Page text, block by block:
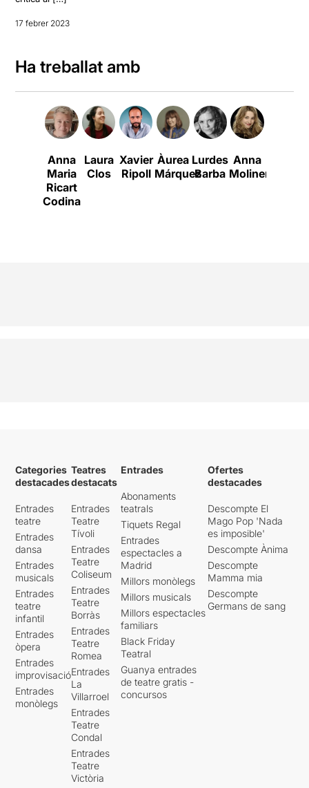
17 febrer 2023
Ha treballat amb
Anna
Maria
Ricart
Codina
Laura
Clos
Xavier
Ripoll
Àurea
Márquez
Lurdes
Barba
Anna
Moliner
Categories
destacades
Entrades
teatre
Entrades
dansa
Entrades
musicals
Entrades
teatre
infantil
Entrades
òpera
Entrades
improvisació
Entrades
monòlegs
Teatres
destacats
Entrades
Teatre
Tívoli
Entrades
Teatre
Coliseum
Entrades
Teatre
Borràs
Entrades
Teatre
Romea
Entrades
La
Villarroel
Entrades
Teatre
Condal
Entrades
Teatre
Victòria
Entrades
Abonaments
teatrals
Tiquets Regal
Entrades
espectacles a
Madrid
Millors monòlegs
Millors musicals
Millors espectacles
familiars
Black Friday
Teatral
Guanya entrades
de teatre gratis -
concursos
Ofertes
destacades
Descompte El
Mago Pop 'Nada
es imposible'
Descompte Ànima
Descompte
Mamma mia
Descompte
Germans de sang